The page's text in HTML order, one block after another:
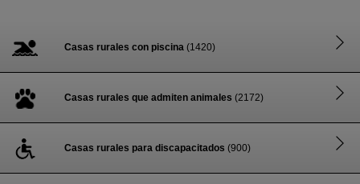
Casas rurales con piscina (1420)
Casas rurales que admiten animales (2172)
Casas rurales para discapacitados (900)